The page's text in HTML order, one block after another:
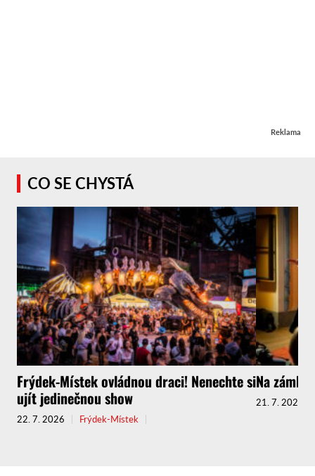
Reklama
CO SE CHYSTÁ
Frýdek-Místek ovládnou draci! Nenechte si
ujít jedinečnou show
22. 7. 2026 Frýdek-Místek
Na
21. 7. 2026